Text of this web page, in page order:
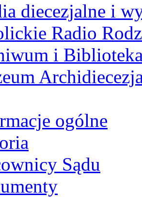
diecezjalne i
Radio
i
ogólne
Sądu